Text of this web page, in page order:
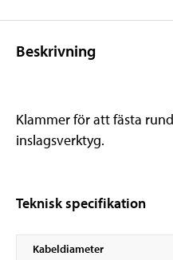
Beskrivning
Klammer för att fästa
inslagsverktyg.
Teknisk specifikation
Kabeldiameter